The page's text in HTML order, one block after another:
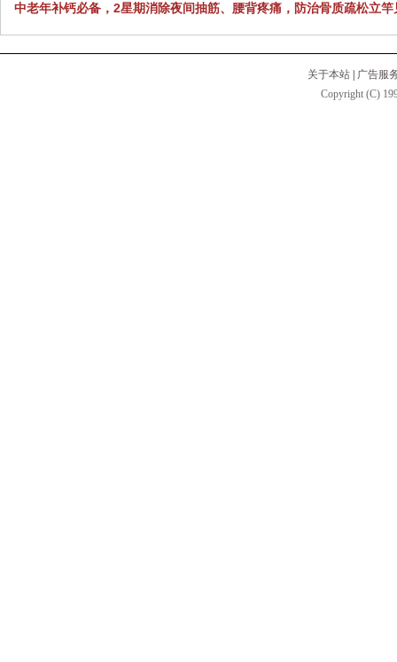
中老年补钙必备，2星期消除夜间抽筋、腰背疼痛，防治骨质疏松立竿
关于本站
广告服
Copyright (C)